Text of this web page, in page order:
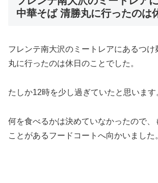
中華そば 清勝丸に行ったのは
フレンテ南大沢のミートレアにあるつけ
丸に行ったのは休日のことでした。
たしか12時を少し過ぎていたと思います
何を食べるかは決めていなかったので、
ことがあるフードコートへ向かいました